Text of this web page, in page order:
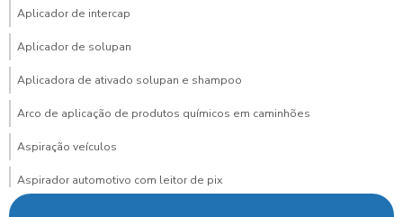
Aplicador de intercap
Aplicador de solupan
Aplicadora de ativado solupan e shampoo
Arco de aplicação de produtos químicos em caminhões
Aspiração veículos
Aspirador automotivo com leitor de pix